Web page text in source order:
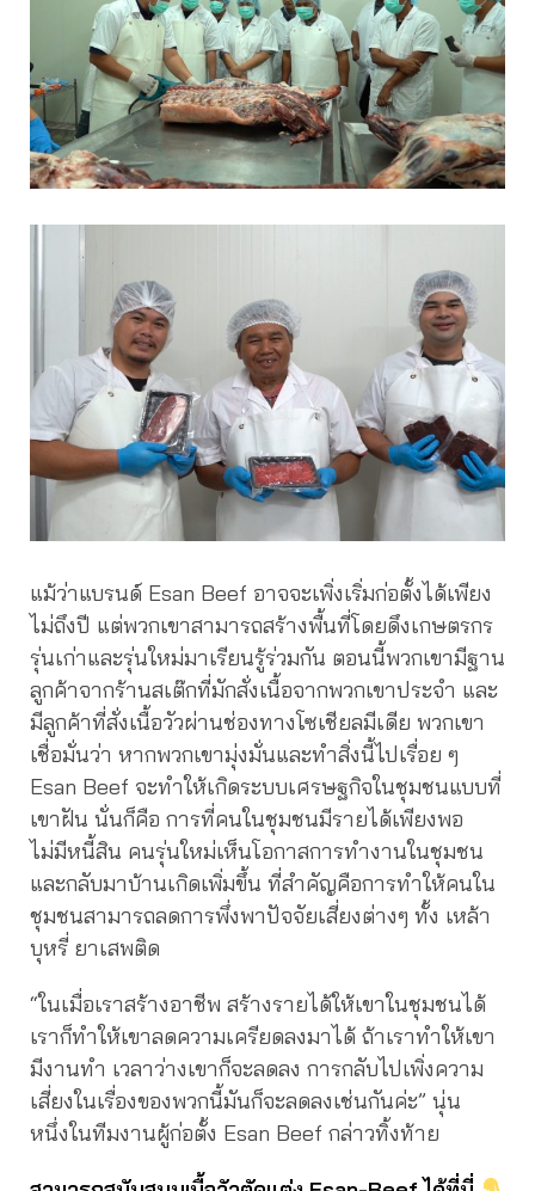
แม้ว่าแบรนด์ Esan Beef อาจจะเพิ่งเริ่มก่อตั้งได้เพียง
ไม่ถึงปี แต่พวกเขาสามารถสร้างพื้นที่โดยดึงเกษตรกร
รุ่นเก่าและรุ่นใหม่มาเรียนรู้ร่วมกัน ตอนนี้พวกเขามีฐาน
ลูกค้าจากร้านสเต๊กที่มักสั่งเนื้อจากพวกเขาประจำ และ
มีลูกค้าที่สั่งเนื้อวัวผ่านช่องทางโซเชียลมีเดีย พวกเขา
เชื่อมั่นว่า หากพวกเขามุ่งมั่นและทำสิ่งนี้ไปเรื่อย ๆ
Esan Beef จะทำให้เกิดระบบเศรษฐกิจในชุมชนแบบที่
เขาฝัน นั่นก็คือ การที่คนในชุมชนมีรายได้เพียงพอ
ไม่มีหนี้สิน คนรุ่นใหม่เห็นโอกาสการทำงานในชุมชน
และกลับมาบ้านเกิดเพิ่มขึ้น ที่สำคัญคือการทำให้คนใน
ชุมชนสามารถลดการพึ่งพาปัจจัยเสี่ยงต่างๆ ทั้ง เหล้า
บุหรี่ ยาเสพติด
“ในเมื่อเราสร้างอาชีพ สร้างรายได้ให้เขาในชุมชนได้
เราก็ทําให้เขาลดความเครียดลงมาได้ ถ้าเราทําให้เขา
มีงานทํา เวลาว่างเขาก็จะลดลง การกลับไปเพิ่งความ
เสี่ยงในเรื่องของพวกนี้มันก็จะลดลงเช่นกันค่ะ” นุ่น
หนึ่งในทีมงานผู้ก่อตั้ง Esan Beef กล่าวทิ้งท้าย